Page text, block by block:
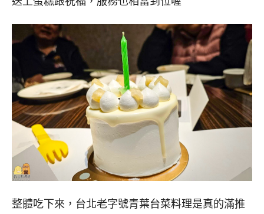
整體吃下來，台北老字號青葉台菜料理是真的滿推